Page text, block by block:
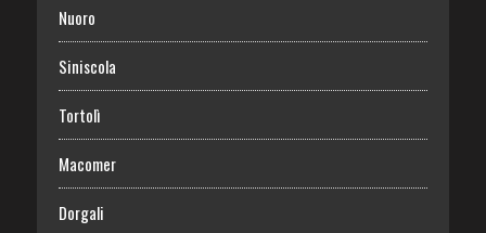
Nuoro
Siniscola
Tortolì
Macomer
Dorgali